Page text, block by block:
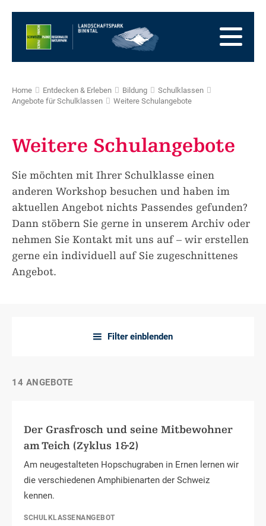
Startseite
Hauptnavigation
Suche
Home Entdecken & Erleben Bildung
Schulklassen
Angebote für Schulklassen
Weitere Schulangebote
Weitere Schulangebote
Sie möchten mit Ihrer Schulklasse einen
anderen Workshop besuchen und haben im
aktuellen Angebot nichts Passendes gefunden?
Dann stöbern Sie gerne in unserem Archiv oder
nehmen Sie Kontakt mit uns auf – wir erstellen
gerne ein individuell auf Sie zugeschnittenes
Angebot.
a Filter einblenden
14 ANGEBOTE
Der Grasfrosch und seine Mitbewohner
am Teich (Zyklus 1&2)
Am neugestalteten Hopschugraben in Ernen lernen wir
die verschiedenen Amphibienarten der Schweiz
kennen.
SCHULKLASSENANGEBOT